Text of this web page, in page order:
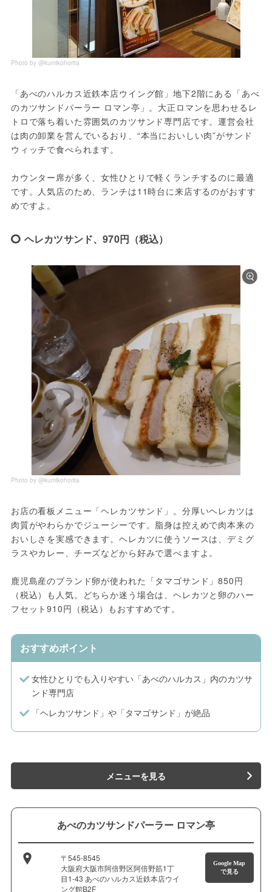
Photo by @kumikohorita
「あべのハルカス近鉄本店ウイング館」地下2階にある「あべ
のカツサンドパーラー ロマン亭」。大正ロマンを思わせるレ
トロで落ち着いた雰囲気のカツサンド専門店です。運営会社
は肉の卸業を営んでいるおり、“本当においしい肉”がサンド
ウィッチで食べられます。
カウンター席が多く、女性ひとりで軽くランチするのに最適
です。人気店のため、ランチは11時台に来店するのがおすす
めですよ。
ヘレカツサンド、970円（税込）
Photo by @kumikohorita
お店の看板メニュー「ヘレカツサンド」。分厚いヘレカツは
肉質がやわらかでジューシーです。脂身は控えめで肉本来の
おいしさを実感できます。ヘレカツに使うソースは、デミグ
ラスやカレー、チーズなどから好みで選べますよ。
鹿児島産のブランド卵が使われた「タマゴサンド」850円
（税込）も人気。どちらか迷う場合は、ヘレカツと卵のハー
フセット910円（税込）もおすすめです。
おすすめポイント
女性ひとりでも入りやすい「あべのハルカス」内のカツサ
ンド専門店
「ヘレカツサンド」や「タマゴサンド」が絶品
メニューを見る
あべのカツサンドパーラー ロマン亭
〒545-8545
大阪府大阪市阿倍野区阿倍野筋1丁
目1-43 あべのハルカス近鉄本店ウイ
ング館B2F
Google Map
で見る